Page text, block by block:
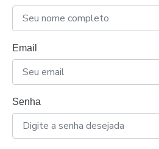
Email
Senha